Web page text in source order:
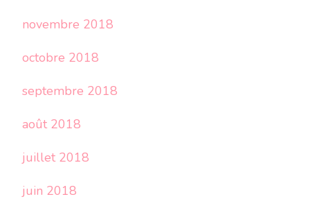
novembre 2018
octobre 2018
septembre 2018
août 2018
juillet 2018
juin 2018